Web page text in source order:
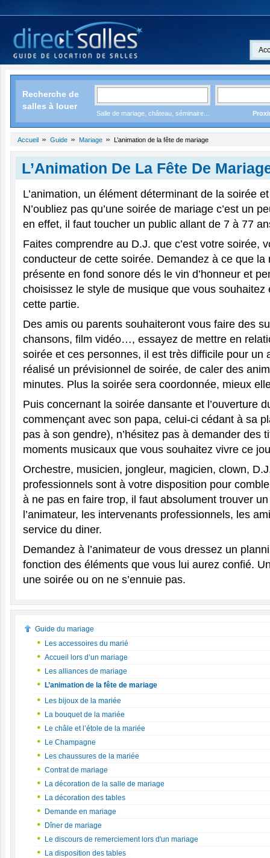
Recherche de
salles à louer
Salle de mariage, château, séminaire...
Accueil Guide Mariage L’animation de la fête de mariage
L’Animation De La Fête De
L’animation, un élément déterminant de la soirée
N’oubliez pas qu’une soirée de mariage c’est un
en effet, il faut toucher un public allant de 7 à 77
Faites comprendre au D.J. que c’est votre soirée,
conducteur de cette soirée. Demandez à ce que la
présente en fond sonore dés le vin d’honneur et
choisissez le style de musique que vous souhaitez
cette partie.
Des amis ou parents souhaiteront vous faire des
chansons, film vidéo…, essayez de mettre en
soirée et ces personnes, il est très difficile pour un
réalisé un prévisionnel de soirée, de caler des
minutes. Plus la soirée sera coordonnée, mieux
Puis concernant la soirée dansante et l’ouverture
commençant avec son papa, celui-ci cédant à sa
pas à son gendre), n’hésitez pas à demander des
moments musicaux que vous souhaitez vivre ce
Orchestre, musicien, jongleur, magicien, clown,
professionnels sont à votre disposition pour
à ne pas en faire trop, il faut absolument trouver
l’animateur, les intervenants professionnels, les
service du diner.
Demandez à l’animateur de vous dressez un
fonction des éléments que vous lui aurez confié.
une soirée ou on ne s’ennuie pas.
Guide du mariage
Les accessoires du marié
Accueil lors d’un mariage
Les alliances de mariage
L’animation de la fête de mariage
Les bijoux de la mariée
La bouquet de la mariée
Le châle et l’étole de la mariée
Le Champagne
Les chaussures de la mariée
Contrat de mariage
La décoration de la salle de mariage
La décoration des tables
Demande en mariage
Dîner de mariage
Le discours de remerciement lors d'un mariage
La disposition des tables